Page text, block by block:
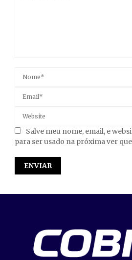
Salve meu nome, email, e
para ser usado na próxima ver